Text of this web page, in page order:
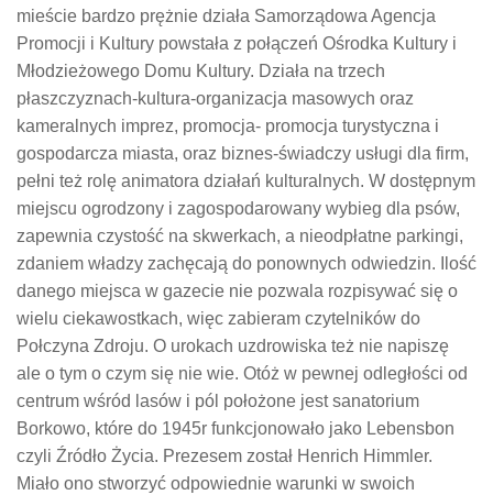
mieście bardzo prężnie działa Samorządowa Agencja
Promocji i Kultury powstała z połączeń Ośrodka Kultury i
Młodzieżowego Domu Kultury. Działa na trzech
płaszczyznach-kultura-organizacja masowych oraz
kameralnych imprez, promocja- promocja turystyczna i
gospodarcza miasta, oraz biznes-świadczy usługi dla firm,
pełni też rolę animatora działań kulturalnych. W dostępnym
miejscu ogrodzony i zagospodarowany wybieg dla psów,
zapewnia czystość na skwerkach, a nieodpłatne parkingi,
zdaniem władzy zachęcają do ponownych odwiedzin. Ilość
danego miejsca w gazecie nie pozwala rozpisywać się o
wielu ciekawostkach, więc zabieram czytelników do
Połczyna Zdroju. O urokach uzdrowiska też nie napiszę
ale o tym o czym się nie wie. Otóż w pewnej odległości od
centrum wśród lasów i pól położone jest sanatorium
Borkowo, które do 1945r funkcjonowało jako Lebensbon
czyli Źródło Życia. Prezesem został Henrich Himmler.
Miało ono stworzyć odpowiednie warunki w swoich